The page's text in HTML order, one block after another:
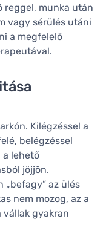
reggel, munka után
vagy sérülés utáni
a megfelelő
Kilégzéssel a
belégzéssel
a lehető
jöjjön.
„befagy” az ülés
nem mozog, az a
vállak gyakran